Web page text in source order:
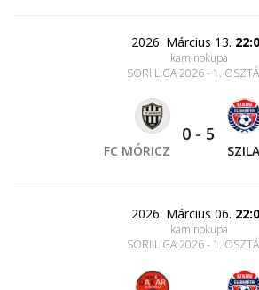
2026. Március 13.
kaminokupa
SORI LIGA 2026 - 1.
FC MÓRICZ
0 - 5
2026. Március 06.
kaminokupa
SORI LIGA 2026 - 1.